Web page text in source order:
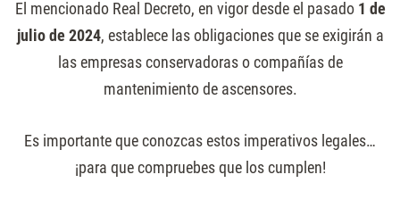
El mencionado Real Decreto, en vigor desde el pasado 1 de
julio de 2024, establece las obligaciones que se exigirán a
las empresas conservadoras o compañías de
mantenimiento de ascensores.
Es importante que conozcas estos imperativos legales…
¡para que compruebes que los cumplen!